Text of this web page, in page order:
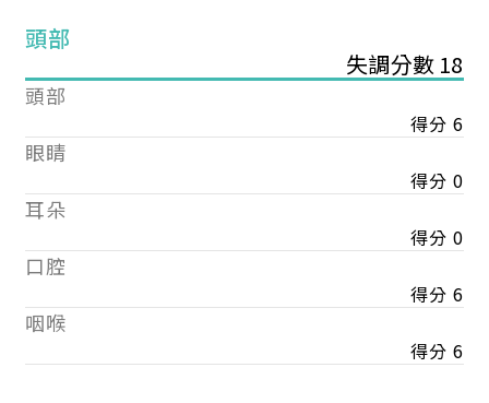
頭部
失調分數 18
頭部
得分 6
眼睛
得分 0
耳朵
得分 0
口腔
得分 6
咽喉
得分 6